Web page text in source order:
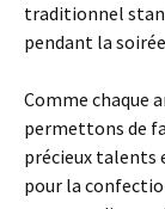
traditionnel
pendant la
Comme chaque
permettons de
précieux talents
pour la